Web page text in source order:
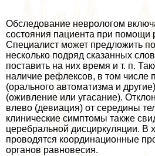
Обследование неврологом
состояния пациента при помощи
Специалист может предложить
несколько подряд сказанных
поставить на них время и т. п.
наличие рефлексов, в том числе
(opaльного автоматизма и
(оживление или угасание).
влево (девиация) от середины
клинические симптомы также
церебральной дисциркуляции. В
проводятся координационные
органов равновесия.